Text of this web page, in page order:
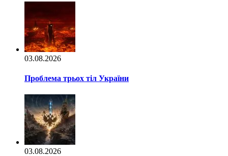
03.08.2026
Проблема трьох тіл України
03.08.2026